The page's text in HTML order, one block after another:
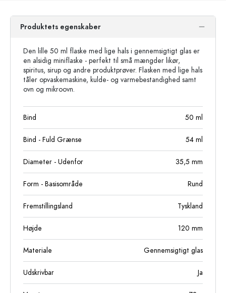
Produktets egenskaber
Den lille 50 ml flaske med lige hals i gennemsigtigt glas er
en alsidig miniflaske - perfekt til små mængder likør,
spiritus, sirup og andre produktprøver. Flasken med lige hals
tåler opvaskemaskine, kulde- og varmebestandighed samt
ovn og mikroovn.
Bind 50 ml
Bind - Fuld Grænse 54 ml
Diameter - Udenfor 35,5 mm
Form - Basisområde Rund
Fremstillingsland Tyskland
Højde 120 mm
Materiale Gennemsigtigt glas
Udskrivbar Ja